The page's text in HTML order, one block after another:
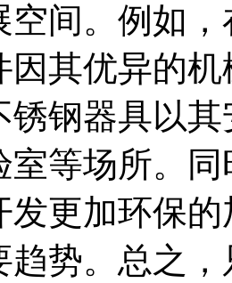
空间。例如
因其优异的
锈钢器具以
室等场所。
发更加环保
趋势。总之